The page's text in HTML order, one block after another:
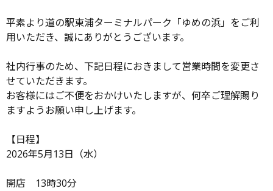
日：
ゴ
リ
ー
平素より道の駅東浦ターミナルパーク「ゆめの浜」をご利
用いただき、誠にありがとうございます。
社内行事のため、下記日程におきまして営業時間を変更さ
せていただきます。
お客様にはご不便をおかけいたしますが、何卒ご理解賜り
ますようお願い申し上げます。
【日程】
2026年5月13日（水）
開店 13時30分